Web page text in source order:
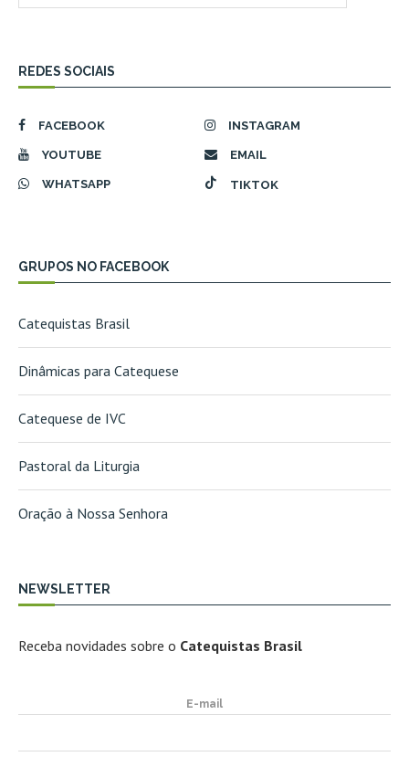
REDES SOCIAIS
FACEBOOK INSTAGRAM
YOUTUBE EMAIL
WHATSAPP TIKTOK
GRUPOS NO FACEBOOK
Catequistas Brasil
Dinâmicas para Catequese
Catequese de IVC
Pastoral da Liturgia
Oração à Nossa Senhora
NEWSLETTER
Receba novidades sobre o Catequistas Brasil
E-mail